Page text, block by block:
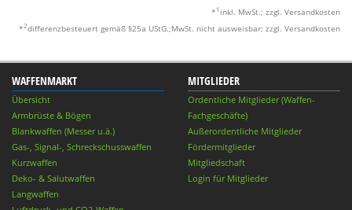
* 1 inkl. MwSt.; zzgl. Versandkosten
*2differenzbesteuert gemäß §25a UStG.;MwSt. nicht ausweisbar; zzgl. Versandkosten
WAFFENMARKT
Übersicht
Armbrüste & Bögen
Blankwaffen (Messer u.ä.)
Gas-, Signal-, Schreckschusswaffen
Kurzwaffen
Deko- & Salutwaffen
Langwaffen
MITGLIEDER
Ordentliche Mitglieder (Waffen-
Fachgeschäfte)
Außerordentliche Mitglieder
Fördermitglieder
Mitgliedschaft
Login für Mitglieder